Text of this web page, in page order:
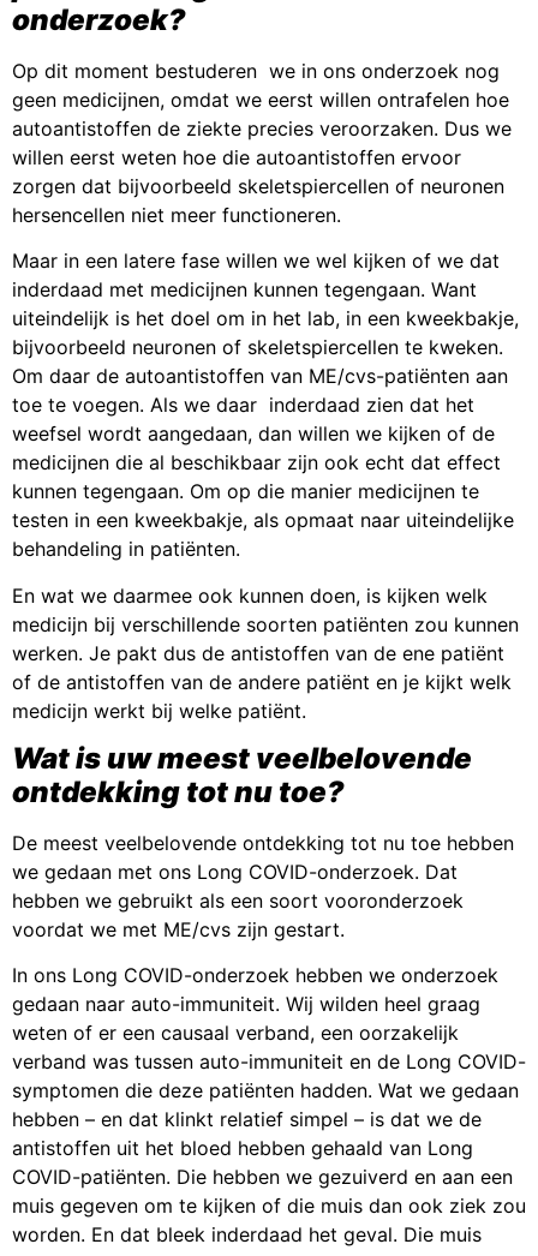
onderzoek?
Op dit moment bestuderen we in ons onderzoek nog
geen medicijnen, omdat we eerst willen ontrafelen hoe
autoantistoffen de ziekte precies veroorzaken. Dus we
willen eerst weten hoe die autoantistoffen ervoor
zorgen dat bijvoorbeeld skeletspiercellen of neuronen
hersencellen niet meer functioneren.
Maar in een latere fase willen we wel kijken of we dat
inderdaad met medicijnen kunnen tegengaan. Want
uiteindelijk is het doel om in het lab, in een kweekbakje,
bijvoorbeeld neuronen of skeletspiercellen te kweken.
Om daar de autoantistoffen van ME/cvs-patiënten aan
toe te voegen. Als we daar inderdaad zien dat het
weefsel wordt aangedaan, dan willen we kijken of de
medicijnen die al beschikbaar zijn ook echt dat effect
kunnen tegengaan. Om op die manier medicijnen te
testen in een kweekbakje, als opmaat naar uiteindelijke
behandeling in patiënten.
En wat we daarmee ook kunnen doen, is kijken welk
medicijn bij verschillende soorten patiënten zou kunnen
werken. Je pakt dus de antistoffen van de ene patiënt
of de antistoffen van de andere patiënt en je kijkt welk
medicijn werkt bij welke patiënt.
Wat is uw meest veelbelovende
ontdekking tot nu toe?
De meest veelbelovende ontdekking tot nu toe hebben
we gedaan met ons Long COVID-onderzoek. Dat
hebben we gebruikt als een soort vooronderzoek
voordat we met ME/cvs zijn gestart.
In ons Long COVID-onderzoek hebben we onderzoek
gedaan naar auto-immuniteit. Wij wilden heel graag
weten of er een causaal verband, een oorzakelijk
verband was tussen auto-immuniteit en de Long COVID-
symptomen die deze patiënten hadden. Wat we gedaan
hebben – en dat klinkt relatief simpel – is dat we de
antistoffen uit het bloed hebben gehaald van Long
COVID-patiënten. Die hebben we gezuiverd en aan een
muis gegeven om te kijken of die muis dan ook ziek zou
worden. En dat bleek inderdaad het geval. Die muis